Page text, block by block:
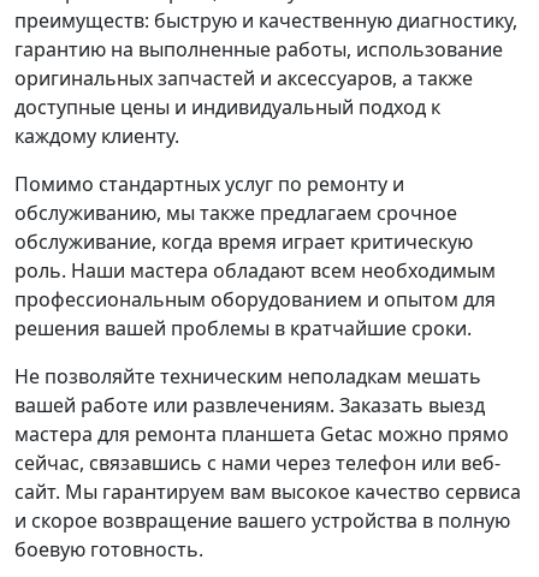
преимуществ: быструю и качественную диагностику,
гарантию на выполненные работы, использование
оригинальных запчастей и аксессуаров, а также
доступные цены и индивидуальный подход к
каждому клиенту.
Помимо стандартных услуг по ремонту и
обслуживанию, мы также предлагаем срочное
обслуживание, когда время играет критическую
роль. Наши мастера обладают всем необходимым
профессиональным оборудованием и опытом для
решения вашей проблемы в кратчайшие сроки.
Не позволяйте техническим неполадкам мешать
вашей работе или развлечениям. Заказать выезд
мастера для ремонта планшета Getac можно прямо
сейчас, связавшись с нами через телефон или веб-
сайт. Мы гарантируем вам высокое качество сервиса
и скорое возвращение вашего устройства в полную
боевую готовность.